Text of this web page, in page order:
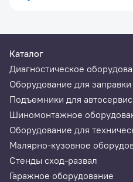
Каталог
Диагностическое
Оборудование для
Подъемники для
Шиномонтажное
Оборудование для
Малярно-кузовное
Стенды сход-развал
Гаражное оборудование